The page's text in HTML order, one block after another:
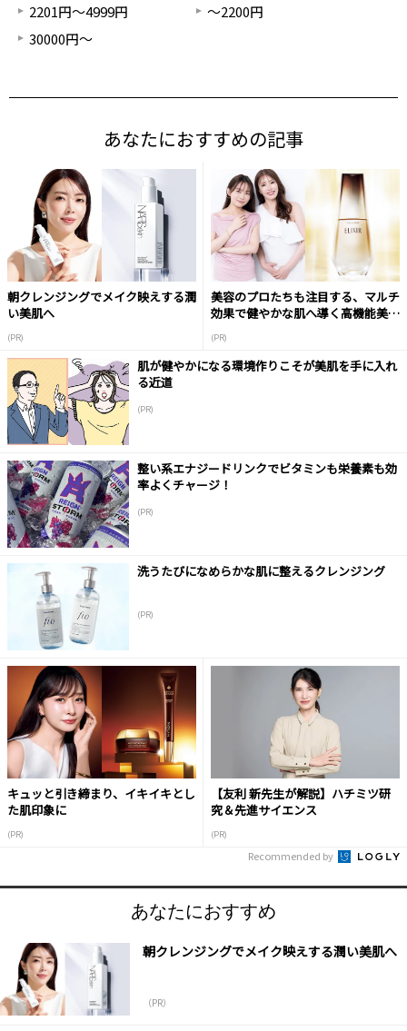
2201円～4999円
～2200円
30000円～
あなたにおすすめの記事
朝クレンジングでメイク映えする潤
い美肌へ
(PR)
美容のプロたちも注目する、マルチ
効果で健やかな肌へ導く高機能美容
(PR)
肌が健やかになる環境作りこそが美肌を手に入れ
る近道
(PR)
整い系エナジードリンクでビタミンも栄養素も効
率よくチャージ！
(PR)
洗うたびになめらかな肌に整えるクレンジング
(PR)
キュッと引き締まり、イキイキとし
た肌印象に
(PR)
【友利 新先生が解説】ハチミツ研
究＆先進サイエンス
(PR)
Recommended by
あなたにおすすめ
朝クレンジングでメイク映えする潤い美肌へ
（PR）